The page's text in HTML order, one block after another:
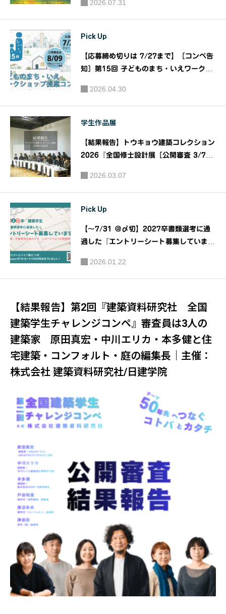
URBANEXアイデアコンペティション20
26』｜主催：大阪ガス都市開発株式会社
2026.07.31
Pick Up
【応募締め切りは 7/27まで】［コンペ告
知］第15回 子どものまち・いえワークシ
子ども教育事業部会
2026.04.30
学生作品展
【結果報告】トウキョウ建築コレクション
2026『全国修士設計展［公開審査 3/7
｜トウキョウ建築コレクション2026実行
委員会
2026.03.07
Pick Up
【～7/31 ＠〆切】2027卒書類選考に通
過した『エントリーシート募集していま
社/日建学院
2026.01.22
【結果報告】第2回『建築資料研究社 全国
建築学生チャレンジコンペ』審査員は3人の
建築家 原田真宏・中川エリカ・本多健と住
宅建築・コンフォルト・庭の編集長｜主催：
株式会社 建築資料研究社/日建学院